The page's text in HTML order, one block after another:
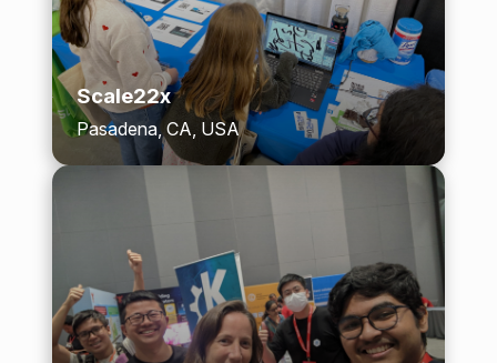
Scale22x
Pasadena, CA, USA